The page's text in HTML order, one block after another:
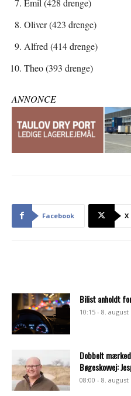
Emil (428 drenge)
Oliver (423 drenge)
Alfred (414 drenge)
Theo (393 drenge)
ANNONCE
Facebook X
Bilist anholdt
10:15 - 8. august
Dobbelt
Bøgeskovvej:
08:00 - 8. august